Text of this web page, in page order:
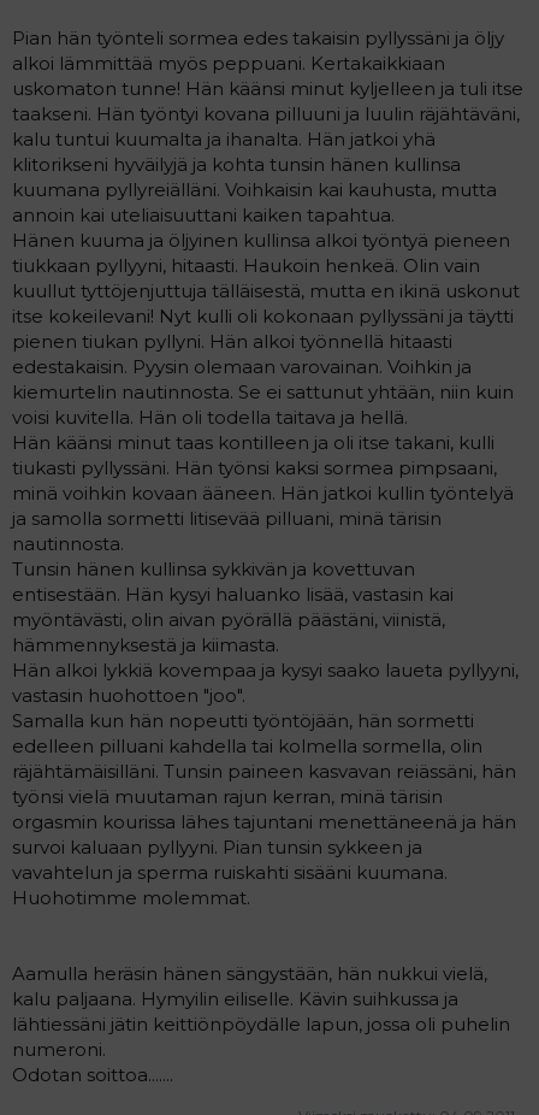
Pian hän työnteli sormea edes takaisin pyllyssäni ja öljy
alkoi lämmittää myös peppuani. Kertakaikkiaan
uskomaton tunne! Hän käänsi minut kyljelleen ja tuli itse
taakseni. Hän työntyi kovana pilluuni ja luulin räjähtäväni,
kalu tuntui kuumalta ja ihanalta. Hän jatkoi yhä
klitorikseni hyväilyjä ja kohta tunsin hänen kullinsa
kuumana pyllyreiälläni. Voihkaisin kai kauhusta, mutta
annoin kai uteliaisuuttani kaiken tapahtua.
Hänen kuuma ja öljyinen kullinsa alkoi työntyä pieneen
tiukkaan pyllyyni, hitaasti. Haukoin henkeä. Olin vain
kuullut tyttöjenjuttuja tälläisestä, mutta en ikinä uskonut
itse kokeilevani! Nyt kulli oli kokonaan pyllyssäni ja täytti
pienen tiukan pyllyni. Hän alkoi työnnellä hitaasti
edestakaisin. Pyysin olemaan varovainan. Voihkin ja
kiemurtelin nautinnosta. Se ei sattunut yhtään, niin kuin
voisi kuvitella. Hän oli todella taitava ja hellä.
Hän käänsi minut taas kontilleen ja oli itse takani, kulli
tiukasti pyllyssäni. Hän työnsi kaksi sormea pimpsaani,
minä voihkin kovaan ääneen. Hän jatkoi kullin työntelyä
ja samolla sormetti litisevää pilluani, minä tärisin
nautinnosta.
Tunsin hänen kullinsa sykkivän ja kovettuvan
entisestään. Hän kysyi haluanko lisää, vastasin kai
myöntävästi, olin aivan pyörällä päästäni, viinistä,
hämmennyksestä ja kiimasta.
Hän alkoi lykkiä kovempaa ja kysyi saako laueta pyllyyni,
vastasin huohottoen "joo".
Samalla kun hän nopeutti työntöjään, hän sormetti
edelleen pilluani kahdella tai kolmella sormella, olin
räjähtämäisilläni. Tunsin paineen kasvavan reiässäni, hän
työnsi vielä muutaman rajun kerran, minä tärisin
orgasmin kourissa lähes tajuntani menettäneenä ja hän
survoi kaluaan pyllyyni. Pian tunsin sykkeen ja
vavahtelun ja sperma ruiskahti sisääni kuumana.
Huohotimme molemmat.
Aamulla heräsin hänen sängystään, hän nukkui vielä,
kalu paljaana. Hymyilin eiliselle. Kävin suihkussa ja
lähtiessäni jätin keittiönpöydälle lapun, jossa oli puhelin
numeroni.
Odotan soittoa.......